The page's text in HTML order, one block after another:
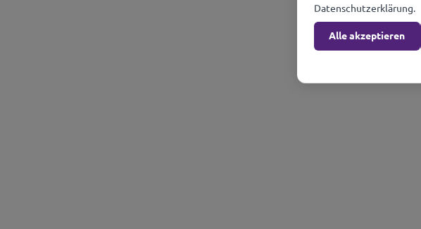
Datenschutzerklärung.
Alle akzeptieren